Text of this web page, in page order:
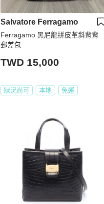
Salvatore Ferragamo
Ferragamo 黑尼龍拼皮革斜背背
郵差包
TWD 15,000
狀況尚可 本地 免運